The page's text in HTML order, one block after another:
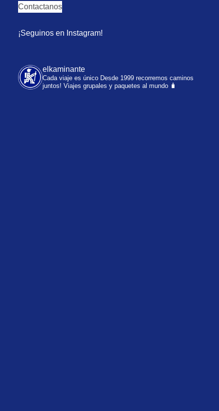
Contactanos
¡Seguinos en Instagram!
elkaminante
Cada viaje es único Desde 1999 recorremos caminos
juntos! Viajes grupales y paquetes al mundo 🧳